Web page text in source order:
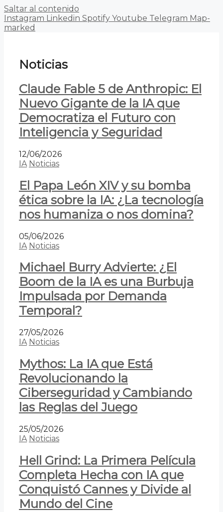
Saltar al contenido
Instagram Linkedin Spotify Youtube Telegram Map-
marked
Noticias
Claude Fable 5 de Anthropic: El
Nuevo Gigante de la IA que
Democratiza el Futuro con
Inteligencia y Seguridad
12/06/2026
IA Noticias
El Papa León XIV y su bomba
ética sobre la IA: ¿La tecnología
nos humaniza o nos domina?
05/06/2026
IA Noticias
Michael Burry Advierte: ¿El
Boom de la IA es una Burbuja
Impulsada por Demanda
Temporal?
27/05/2026
IA Noticias
Mythos: La IA que Está
Revolucionando la
Ciberseguridad y Cambiando
las Reglas del Juego
25/05/2026
IA Noticias
Hell Grind: La Primera Película
Completa Hecha con IA que
Conquistó Cannes y Divide al
Mundo del Cine